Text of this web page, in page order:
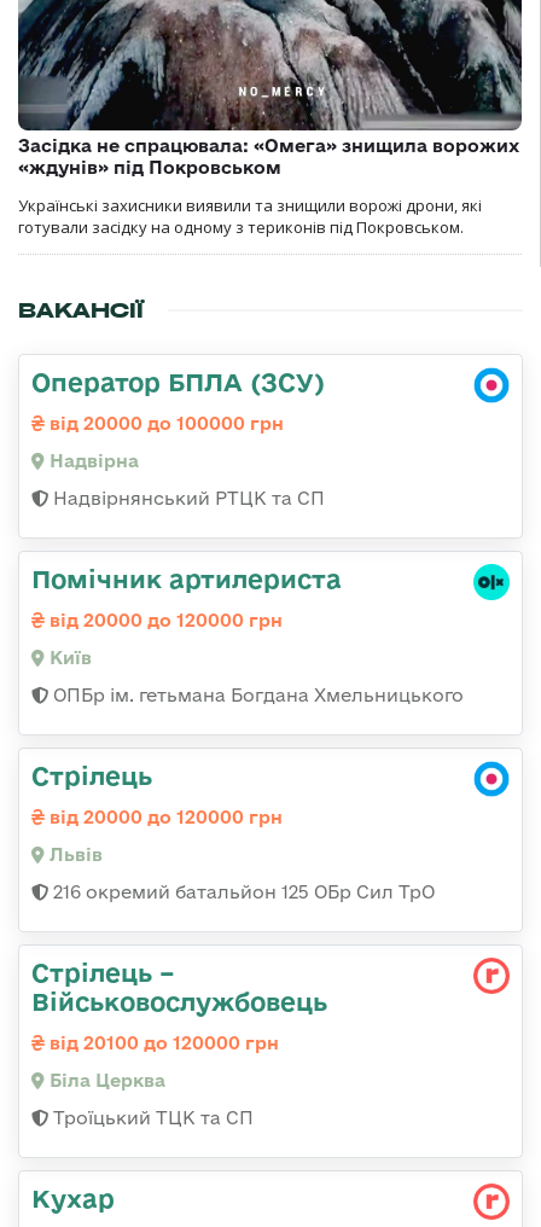
Засідка не спрацювала: «Омега» знищила ворожих
«ждунів» під Покровськом
Українські захисники виявили та знищили ворожі дрони, які
готували засідку на одному з териконів під Покровськом.
ВАКАНСІЇ
Оператор БПЛА (ЗСУ)
від 20000 до 100000 грн
Надвірна
Надвірнянський РТЦК та СП
Помічник артилериста
від 20000 до 120000 грн
Київ
ОПБр ім. гетьмана Богдана Хмельницького
Стрілець
від 20000 до 120000 грн
Львів
216 окремий батальйон 125 ОБр Сил ТрО
Стрілець –
Військовослужбовець
від 20100 до 120000 грн
Біла Церква
Троїцький ТЦК та СП
Кухар